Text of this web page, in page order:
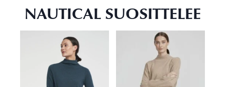
NAUTICAL SUOSITTELEE